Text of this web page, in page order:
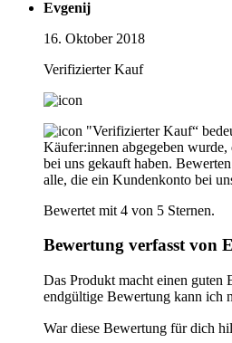
Evgenij
16. Oktober 2018
Verifizierter Kauf
"Verifizierter Kauf“
Käufer:innen abgegeben wurde,
bei uns gekauft haben.
alle, die ein Kundenkonto bei
Bewertet mit 4 von 5 Sternen.
Bewertung verfasst von
Das Produkt macht einen guten
endgültige Bewertung kann ich
War diese Bewertung für dich